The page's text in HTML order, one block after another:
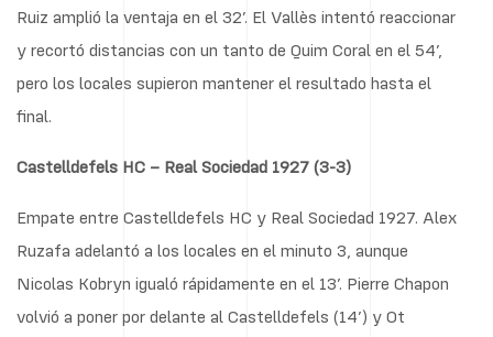
Ruiz amplió la ventaja en el 32’. El Vallès intentó reaccionar
y recortó distancias con un tanto de Quim Coral en el 54’,
pero los locales supieron mantener el resultado hasta el
final.
Castelldefels HC – Real Sociedad 1927 (3-3)
Empate entre Castelldefels HC y Real Sociedad 1927. Alex
Ruzafa adelantó a los locales en el minuto 3, aunque
Nicolas Kobryn igualó rápidamente en el 13’. Pierre Chapon
volvió a poner por delante al Castelldefels (14’) y Ot